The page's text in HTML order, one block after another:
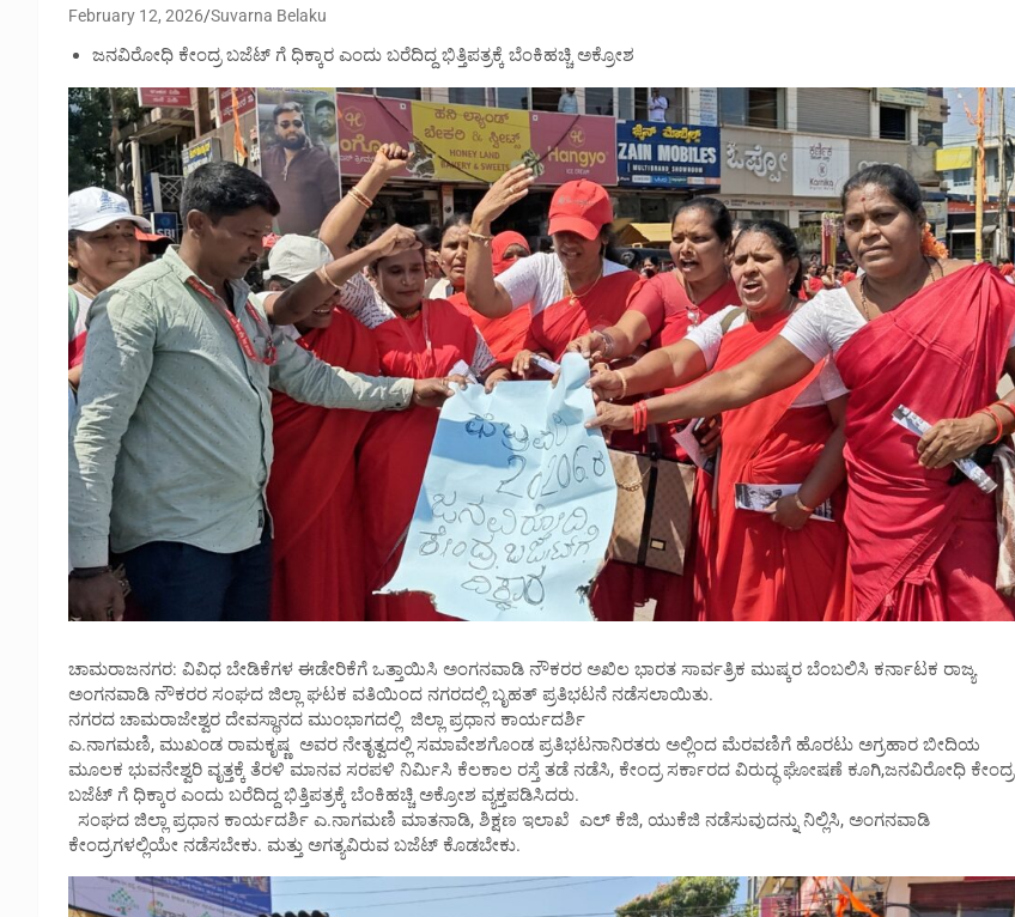
February 12, 2026 Suvarna Belaku
ಜನವಿರೋಧಿ ಕೇಂದ್ರ ಬಜೆಟ್ ಗೆ ಧಿಕ್ಕಾರ ಎಂದು ಬರೆದಿದ್ದ ಭಿತ್ತಿಪತ್ರಕ್ಕೆ ಬೆಂಕಿಹಚ್ಚಿ ಅಕ್ರೋಶ
ಚಾಮರಾಜನಗರ: ವಿವಿಧ ಬೇಡಿಕೆಗಳ ಈಡೇರಿಕೆಗೆ ಒತ್ತಾಯಿಸಿ ಅಂಗನವಾಡಿ ನೌಕರರ ಅಖಿಲ ಭಾರತ ಸಾರ್ವತ್ರಿಕ ಮುಷ್ಕರ ಬೆಂಬಲಿಸಿ ಕರ್ನಾಟಕ ರಾಜ್ಯ
ಅಂಗನವಾಡಿ ನೌಕರರ ಸಂಘದ ಜಿಲ್ಲಾ ಘಟಕ ವತಿಯಿಂದ ನಗರದಲ್ಲಿ ಬೃಹತ್ ಪ್ರತಿಭಟನೆ ನಡೆಸಲಾಯಿತು.
ನಗರದ ಚಾಮರಾಜೇಶ್ವರ ದೇವಸ್ಥಾನದ ಮುಂಭಾಗದಲ್ಲಿ ಜಿಲ್ಲಾ ಪ್ರಧಾನ ಕಾರ್ಯದರ್ಶಿ
ಎ.ನಾಗಮಣಿ, ಮುಖಂಡ ರಾಮಕೃಷ್ಣ ಅವರ ನೇತೃತ್ವದಲ್ಲಿ ಸಮಾವೇಶಗೊಂಡ ಪ್ರತಿಭಟನಾನಿರತರು ಅಲ್ಲಿಂದ ಮೆರವಣಿಗೆ ಹೊರಟು ಅಗ್ರಹಾರ ಬೀದಿಯ
ಮೂಲಕ ಭುವನೇಶ್ವರಿ ವೃತ್ತಕ್ಕೆ ತೆರಳಿ ಮಾನವ ಸರಪಳಿ ನಿರ್ಮಿಸಿ ಕೆಲಕಾಲ ರಸ್ತೆ ತಡೆ ನಡೆಸಿ, ಕೇಂದ್ರ ಸರ್ಕಾರದ ವಿರುದ್ಧ ಘೋಷಣೆ ಕೂಗಿ,ಜನವಿರೋಧಿ ಕೇಂದ್ರ
ಬಜೆಟ್ ಗೆ ಧಿಕ್ಕಾರ ಎಂದು ಬರೆದಿದ್ದ ಭಿತ್ತಿಪತ್ರಕ್ಕೆ ಬೆಂಕಿಹಚ್ಚಿ ಅಕ್ರೋಶ ವ್ಯಕ್ತಪಡಿಸಿದರು.
ಸಂಘದ ಜಿಲ್ಲಾ ಪ್ರಧಾನ ಕಾರ್ಯದರ್ಶಿ ಎ.ನಾಗಮಣಿ ಮಾತನಾಡಿ, ಶಿಕ್ಷಣ ಇಲಾಖೆ ಎಲ್ ಕೆಜಿ, ಯುಕೆಜಿ ನಡೆಸುವುದನ್ನು ನಿಲ್ಲಿಸಿ, ಅಂಗನವಾಡಿ
ಕೇಂದ್ರಗಳಲ್ಲಿಯೇ ನಡೆಸಬೇಕು. ಮತ್ತು ಅಗತ್ಯವಿರುವ ಬಜೆಟ್ ಕೊಡಬೇಕು.